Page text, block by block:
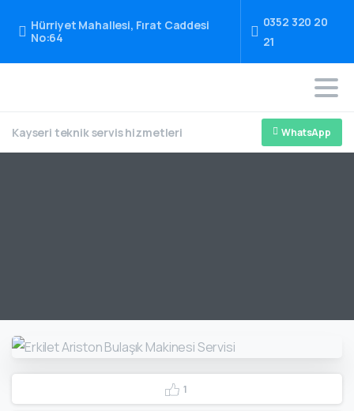
Hürriyet Mahallesi, Fırat Caddesi
No:64
0352 320 20
21
Kayseri teknik servis hizmetleri WhatsApp
1